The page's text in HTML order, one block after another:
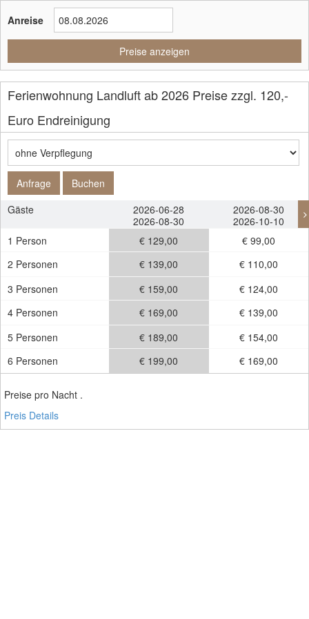
Anreise
Preise anzeigen
Ferienwohnung Landluft ab 2026 Preise zzgl. 120,-
Euro Endreinigung
Anfrage
Buchen
Gäste
1 Person
2 Personen
3 Personen
4 Personen
5 Personen
6 Personen
2026-06-28
2026-08-30
€ 129,00
€ 139,00
€ 159,00
€ 169,00
€ 189,00
€ 199,00
2026-08-30
2026-10-10
€ 99,00
€ 110,00
€ 124,00
€ 139,00
€ 154,00
€ 169,00
Preise pro Nacht .
Preis Details